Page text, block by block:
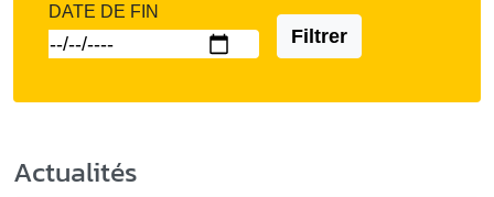
DATE DE FIN
Filtrer
Actualités